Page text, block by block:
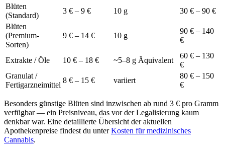
Blüten
(Standard)
3 € – 9 € 10 g
30 € – 90 €
Blüten
(Premium-
Sorten)
9 € – 14 € 10 g
90 € – 140
€
Extrakte / Öle 10 € – 18 € ~5–8 g Äquivalent
60 € – 130
€
Granulat /
Fertigarzneimittel
8 € – 15 € variiert
80 € – 150
€
Besonders günstige Blüten sind inzwischen ab rund 3 € pro Gramm
verfügbar — ein Preisniveau, das vor der Legalisierung kaum
denkbar war. Eine detaillierte Übersicht der aktuellen
Apothekenpreise findest du unterKosten für medizinisches
Cannabis.